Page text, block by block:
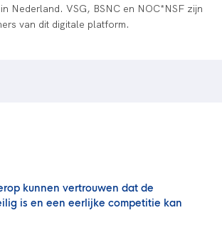
Nederland. VSG, BSNC en NOC*NSF zijn
van dit digitale platform.
kunnen vertrouwen dat de
is en een eerlijke competitie kan